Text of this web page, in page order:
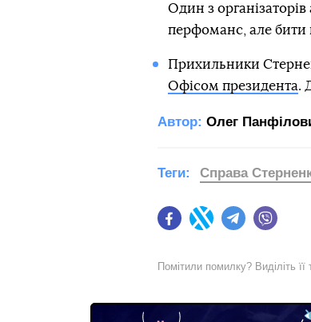
Один з організаторів
перфоманс, але бити
Прихильники
Офісом президента.
Автор: Олег
FacebookTwitter Telegram
Теги: Справа
Помітили помилку? Виділіть її